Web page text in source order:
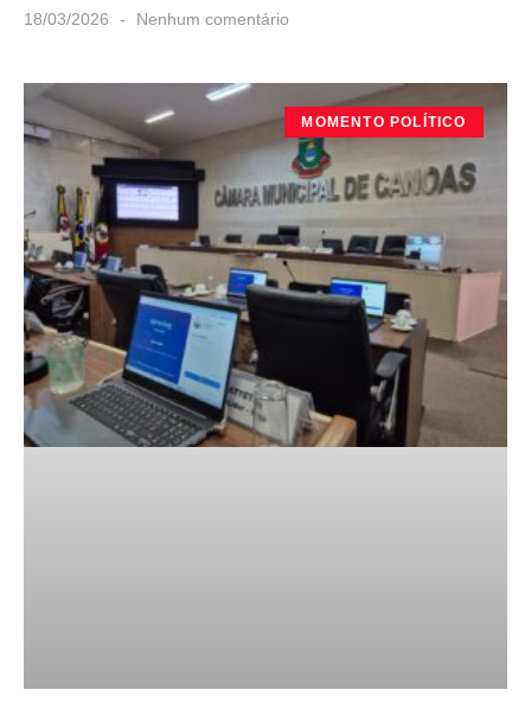
18/03/2026 Nenhum comentário
MOMENTO POLÍTICO